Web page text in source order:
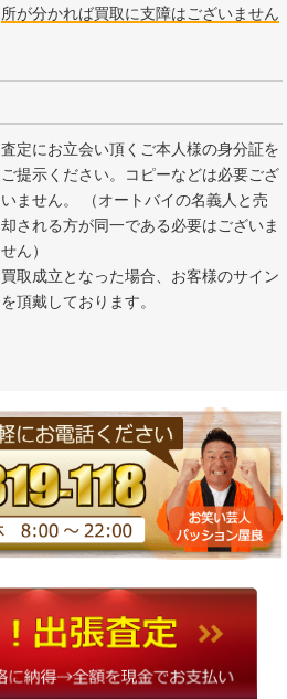
所が分かれば買取に支障はございません
査定にお立会い頂くご本人様の身分証を
ご提示ください。コピーなどは必要ござ
いません。 （オートバイの名義人と売
却される方が同一である必要はございま
せん）
買取成立となった場合、お客様のサイン
を頂戴しております。